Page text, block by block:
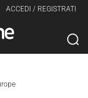
ACCEDI / REGISTRATI